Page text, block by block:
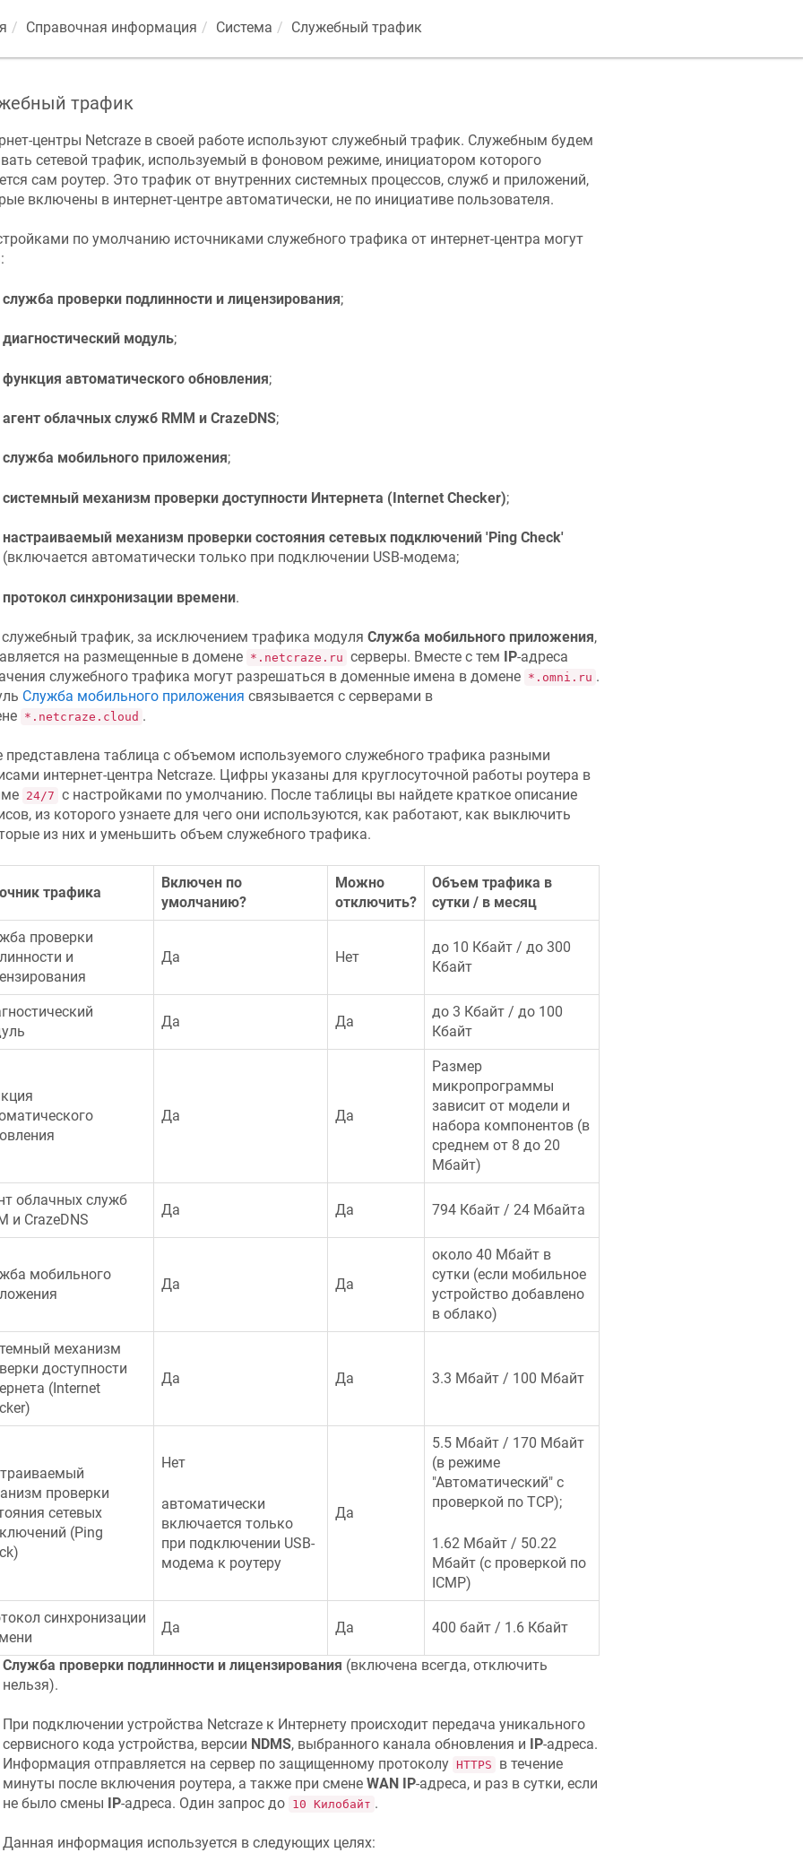
Справочная информация Система Служебный трафик
трафик
центры Netcrazeв своей работе используют служебный трафик. Служебным будем
сетевой трафик, используемый в фоновом режиме, инициатором которого
сам роутер. Это трафик от внутренних системных процессов, служб и приложений,
включены в интернет-центре автоматически, не по инициативе пользователя.
по умолчанию источниками служебного трафика от интернет-центра могут
служба проверки подлинности и лицензирования;
диагностический модуль;
функция автоматического обновления;
агент облачных служб RMM и CrazeDNS;
служба мобильного приложения;
системный механизм проверки доступности Интернета (Internet Checker);
настраиваемый механизм проверки состояния сетевых подключений 'Ping Check'
(включается автоматически только при подключении USB-модема;
протокол синхронизации времени.
служебный трафик, за исключением трафика модуля Служба мобильного приложения,
на размещенные в домене *.netcraze.ru серверы. Вместе с тем IP-адреса
служебного трафика могут разрешаться в доменные имена в домене *.omni.ru .
Служба мобильного приложения связывается с серверами в
*.netcraze.cloud .
представлена таблица с объемом используемого служебного трафика разными
интернет-центра Netcraze. Цифры указаны для круглосуточной работы роутера в
24/7 с настройками по умолчанию. После таблицы вы найдете краткое описание
из которого узнаете для чего они используются, как работают, как выключить
из них и уменьшить объем служебного трафика.
трафика
Включен по
умолчанию?
Можно
отключить?
Объем трафика в
сутки / в месяц
проверки
и
Да Нет
до 10 Кбайт / до 300
Кбайт
Да Да
до 3 Кбайт / до 100
Кбайт
Да Да
Размер
микропрограммы
зависит от модели и
набора компонентов (в
среднем от 8 до 20
Мбайт)
облачных служб
и CrazeDNS
Да Да 794 Кбайт / 24 Мбайта
мобильного
Да Да
около 40 Мбайт в
сутки (если мобильное
устройство добавлено
в облако)
механизм
доступности
(Internet
Да Да 3.3 Мбайт / 100 Мбайт
проверки
сетевых
(Ping
Нет
автоматически
включается только
при подключении USB-
модема к роутеру
Да
5.5 Мбайт / 170 Мбайт
(в режиме
"Автоматический" с
проверкой по TCP);
1.62 Мбайт / 50.22
Мбайт (с проверкой по
ICMP)
синхронизации
Да Да 400 байт / 1.6 Кбайт
Служба проверки подлинности и лицензирования (включена всегда, отключить
нельзя).
При подключении устройства Netcrazeк Интернету происходит передача уникального
сервисного кода устройства, версии NDMS, выбранного канала обновления и IP-адреса.
Информация отправляется на сервер по защищенному протоколу HTTPS
в течение
минуты после включения роутера, а также при смене WAN IP-адреса, и раз в сутки, если
не было смены IP-адреса. Один запрос до 10 Килобайт .
Данная информация используется в следующих целях: